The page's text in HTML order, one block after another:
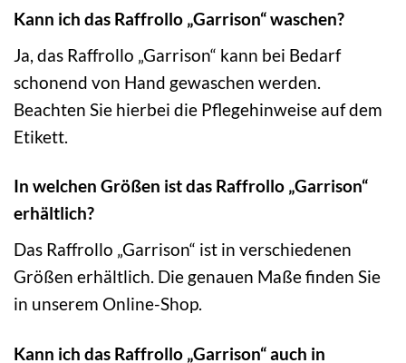
Kann ich das Raffrollo „Garrison“ waschen?
Ja, das Raffrollo „Garrison“ kann bei Bedarf
schonend von Hand gewaschen werden.
Beachten Sie hierbei die Pflegehinweise auf dem
Etikett.
In welchen Größen ist das Raffrollo „Garrison“
erhältlich?
Das Raffrollo „Garrison“ ist in verschiedenen
Größen erhältlich. Die genauen Maße finden Sie
in unserem Online-Shop.
Kann ich das Raffrollo „Garrison“ auch in